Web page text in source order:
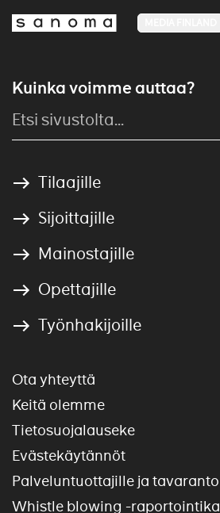
Kuinka voimme auttaa?
Tilaajille
Sijoittajille
Mainostajille
Opettajille
Työnhakijoille
Ota yhteyttä
Keitä olemme
Tietosuojalauseke
Evästekäytännöt
Palveluntuottajille ja
Whistle blowing -